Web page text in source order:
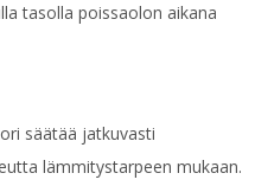
tasolla poissaolon aikana
säätää jatkuvasti
lämmitystarpeen mukaan.